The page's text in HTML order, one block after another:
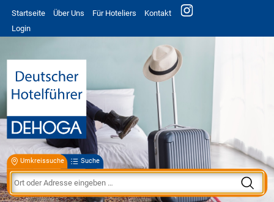
Startseite Über Uns Für Hoteliers
Kontakt
Login
Umkreissuche Suche